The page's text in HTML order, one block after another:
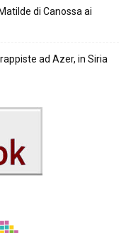
di Canossa ai
ad Azer, in Siria